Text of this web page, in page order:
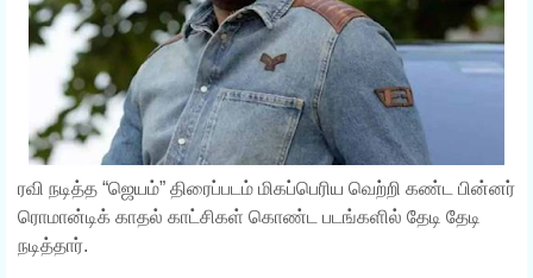
ரவி நடித்த “ஜெயம்” திரைப்படம் மிகப்பெரிய வெற்றி கண்ட பின்னர்
ரொமான்டிக் காதல் காட்சிகள் கொண்ட படங்களில் தேடி தேடி
நடித்தார்.